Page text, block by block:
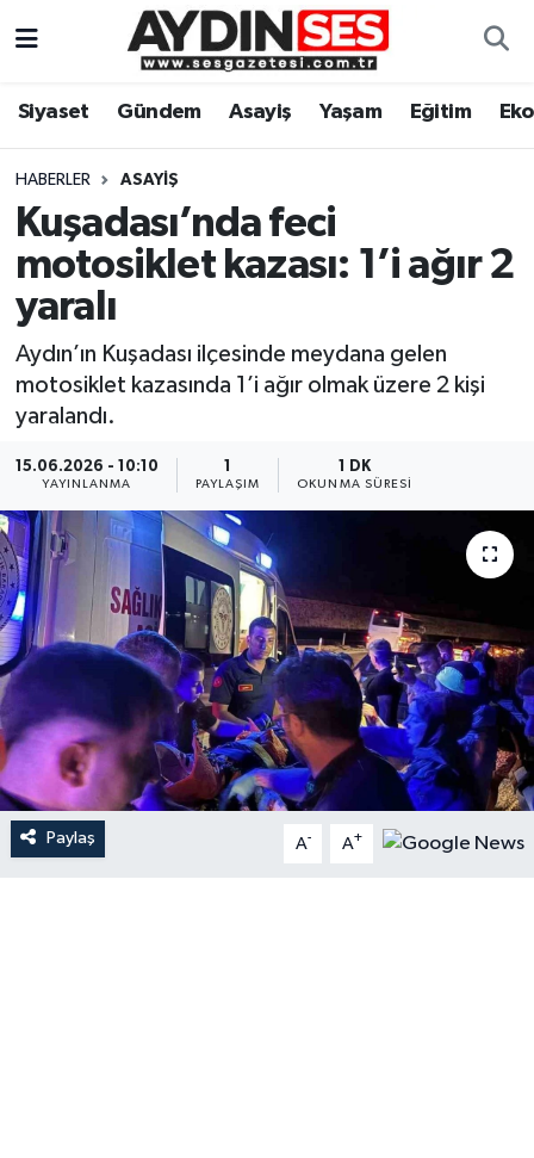
Siyaset Gündem Asayiş Yaşam Eğitim
HABERLER ASAYIŞ
Kuşadası’nda feci
motosiklet kazası: 1’i ağır 2
yaralı
Aydın’ın Kuşadası ilçesinde meydana gelen
motosiklet kazasında 1’i ağır olmak üzere 2 kişi
yaralandı.
15.06.2026 - 10:10
YAYINLANMA PAYLAŞIM
1 DK
OKUNMA SÜRESI
Paylaş A- A+
Gündem
Siyaset
Ekonomi
Eğitim
Kültür Sanat
Spor
Aydın Hava Durumu
Aydin Namaz Vakitleri
Aydın Trafik Yoğunluk Haritası
Tüm Manşetler
Son Dakika Haberleri
Haber Arşivi